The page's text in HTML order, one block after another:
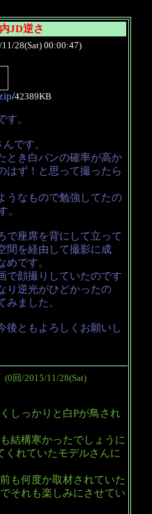
JD逆さ
28(Sat) 00:00:47)
/42389KB
す。
です。
とき白パンの確率が高か
はず！と思って撮ったら
うなもので勉強してたの
。
で座席を背にして立って
間を経由して撮影に成
です。
で顔撮りしていたのです
り逆光がひどかったの
みました。
後ともよろしくお願いし
(0回/2015/11/28(Sat)
しっかりと白Pが鳥され
結構寒かったでしょうに
くれていたモデルさんに
も何度か取材されていた
それも楽しみにさせてい